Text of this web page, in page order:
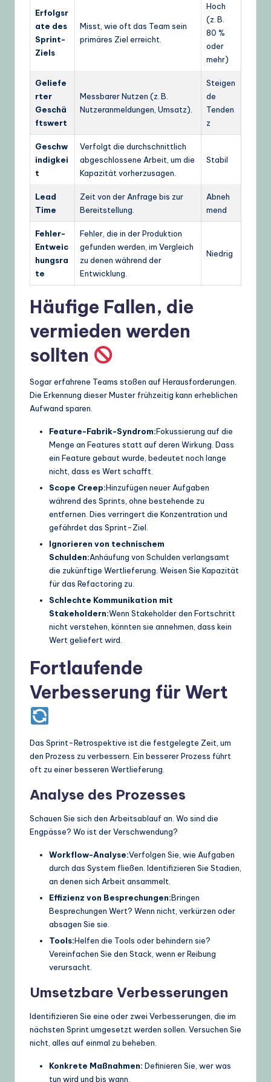
Erfolgsr
ate des
Sprint-
Ziels
Misst, wie oft das Team sein
primäres Ziel erreicht.
Hoch
(z. B.
80 %
oder
mehr)
Geliefe
rter
Geschä
ftswert
Messbarer Nutzen (z. B.
Nutzeranmeldungen, Umsatz).
Steigen
de
Tenden
z
Geschw
indigkei
t
Verfolgt die durchschnittlich
abgeschlossene Arbeit, um die
Kapazität vorherzusagen.
Stabil
Lead
Time
Zeit von der Anfrage bis zur
Bereitstellung.
Abneh
mend
Fehler-
Entweic
hungsra
te
Fehler, die in der Produktion
gefunden werden, im Vergleich
zu denen während der
Entwicklung.
Niedrig
Häufige Fallen, die
vermieden werden
sollten
Sogar erfahrene Teams stoßen auf Herausforderungen.
Die Erkennung dieser Muster frühzeitig kann erheblichen
Aufwand sparen.
Feature-Fabrik-Syndrom:Fokussierung auf die
Menge an Features statt auf deren Wirkung. Dass
ein Feature gebaut wurde, bedeutet noch lange
nicht, dass es Wert schafft.
Scope Creep:Hinzufügen neuer Aufgaben
während des Sprints, ohne bestehende zu
entfernen. Dies verringert die Konzentration und
gefährdet das Sprint-Ziel.
Ignorieren von technischem
Schulden:Anhäufung von Schulden verlangsamt
die zukünftige Wertlieferung. Weisen Sie Kapazität
für das Refactoring zu.
Schlechte Kommunikation mit
Stakeholdern:Wenn Stakeholder den Fortschritt
nicht verstehen, könnten sie annehmen, dass kein
Wert geliefert wird.
Fortlaufende
Verbesserung für Wert
Das Sprint-Retrospektive ist die festgelegte Zeit, um
den Prozess zu verbessern. Ein besserer Prozess führt
oft zu einer besseren Wertlieferung.
Analyse des Prozesses
Schauen Sie sich den Arbeitsablauf an. Wo sind die
Engpässe? Wo ist der Verschwendung?
Workflow-Analyse:Verfolgen Sie, wie Aufgaben
durch das System fließen. Identifizieren Sie Stadien,
an denen sich Arbeit ansammelt.
Effizienz von Besprechungen:Bringen
Besprechungen Wert? Wenn nicht, verkürzen oder
absagen Sie sie.
Tools:Helfen die Tools oder behindern sie?
Vereinfachen Sie den Stack, wenn er Reibung
verursacht.
Umsetzbare Verbesserungen
Identifizieren Sie eine oder zwei Verbesserungen, die im
nächsten Sprint umgesetzt werden sollen. Versuchen Sie
nicht, alles auf einmal zu beheben.
Konkrete Maßnahmen: Definieren Sie, wer was
tun wird und bis wann.